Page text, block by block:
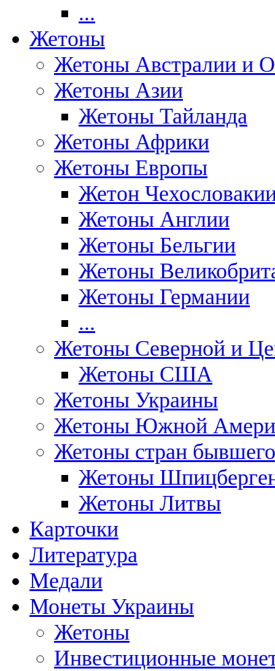
...
Жетоны
Жетоны Австралии и
Жетоны Азии
Жетоны Тайланда
Жетоны Африки
Жетоны Европы
Жетон
Жетоны Англии
Жетоны Бельгии
Жетоны
Жетоны Германии
...
Жетоны Северной и
Жетоны США
Жетоны Украины
Жетоны Южной
Жетоны стран
Жетоны
Жетоны Литвы
Карточки
Литература
Медали
Монеты Украины
Жетоны
Инвестиционные